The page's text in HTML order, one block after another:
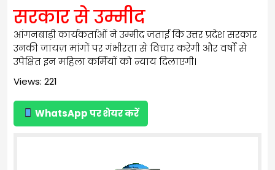
सरकार से उम्मीद
आंगनबाड़ी कार्यकर्ताओं ने उम्मीद जताई कि उत्तर प्रदेश सरकार
उनकी जायज़ मांगों पर गंभीरता से विचार करेगी और वर्षों से
उपेक्षित इन महिला कर्मियों को न्याय दिलाएगी।
Views: 221
WhatsApp पर शेयर करें